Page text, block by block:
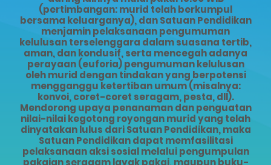
(pertimbangan: murid telah berkumpul
bersama keluarganya), dan Satuan Pendidikan
menjamin pelaksanaan pengumuman
kelulusan terselenggara dalam suasana tertib,
aman, dan kondusif, serta mencegah adanya
perayaan (euforia) pengumuman kelulusan
oleh murid dengan tindakan yang berpotensi
mengganggu ketertiban umum (misalnya:
konvoi, coret-coret seragam, pesta, dll).
Mendorong upaya penanaman dan penguatan
nilai-nilai kegotong royongan murid yang telah
dinyatakan lulus dari Satuan Pendidikan, maka
Satuan Pendidikan dapat memfasilitasi
pelaksanaan aksi sosial melalui pengumpulan